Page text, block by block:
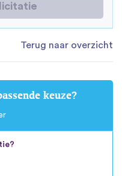
Terug naar overzicht
keuze?